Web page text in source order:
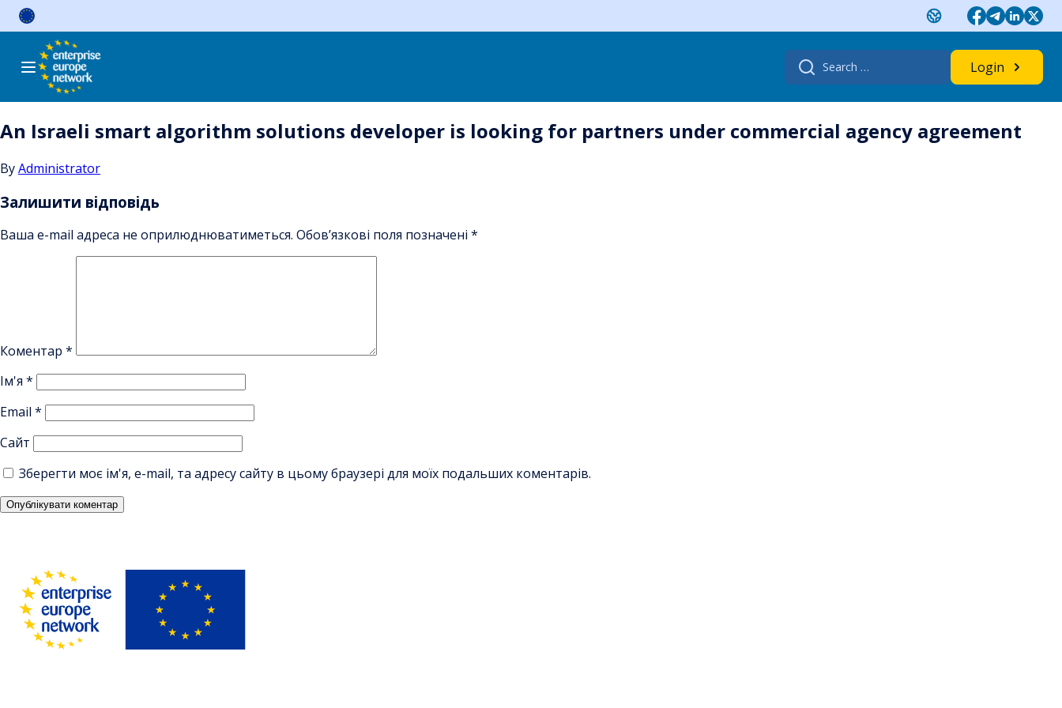
Skip
Search
for:
Login
An Israeli smart algorithm solutions developer is looking for partners under commercial agency agreement
ByAdministrator
Залишити відповідь
Ваша e-mail адреса не оприлюднюватиметься. Обов’язкові поля позначені *
Коментар *
Ім'я *
Email *
Сайт
Зберегти моє ім'я, e-mail, та адресу сайту в цьому браузері для моїх подальших коментарів.